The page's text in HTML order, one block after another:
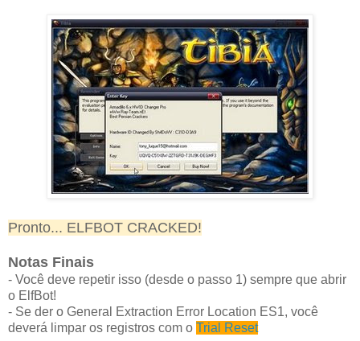
Pronto... ELFBOT CRACKED!
Notas Finais
- Você deve repetir isso (desde o passo 1) sempre que abrir
o ElfBot!
- Se der o General Extraction Error Location ES1, você
deverá limpar os registros com o Trial Reset